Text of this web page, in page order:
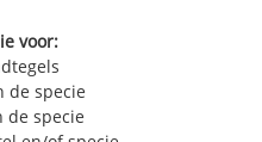
voor:
de specie
de specie